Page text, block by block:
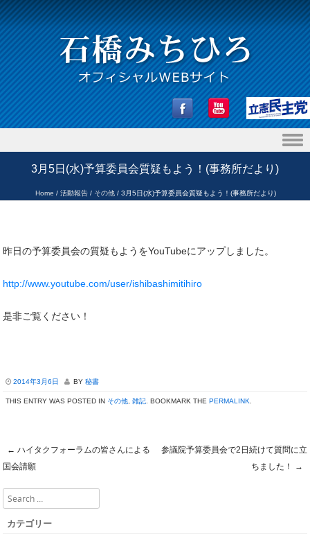
Skip to content
3月5日(水)予算委員会質疑もよう！(事務所だより)
Home / 活動報告/ その他/ 3月5日(水)予算委員会質疑もよう！(事務所だより)
昨日の予算委員会の質疑もようをYouTubeにアップしました。
http://www.youtube.com/user/ishibashimitihiro
是非ご覧ください！
2014年3月6日 BY 秘書
THIS ENTRY WAS POSTED IN その他 雑記 . BOOKMARK THE PERMALINK
Post navigation
← ハイタクフォーラムの皆さんによる
国会請願
参議院予算委員会で2日続けて質問に立
ちました！
→
Search
カテゴリー